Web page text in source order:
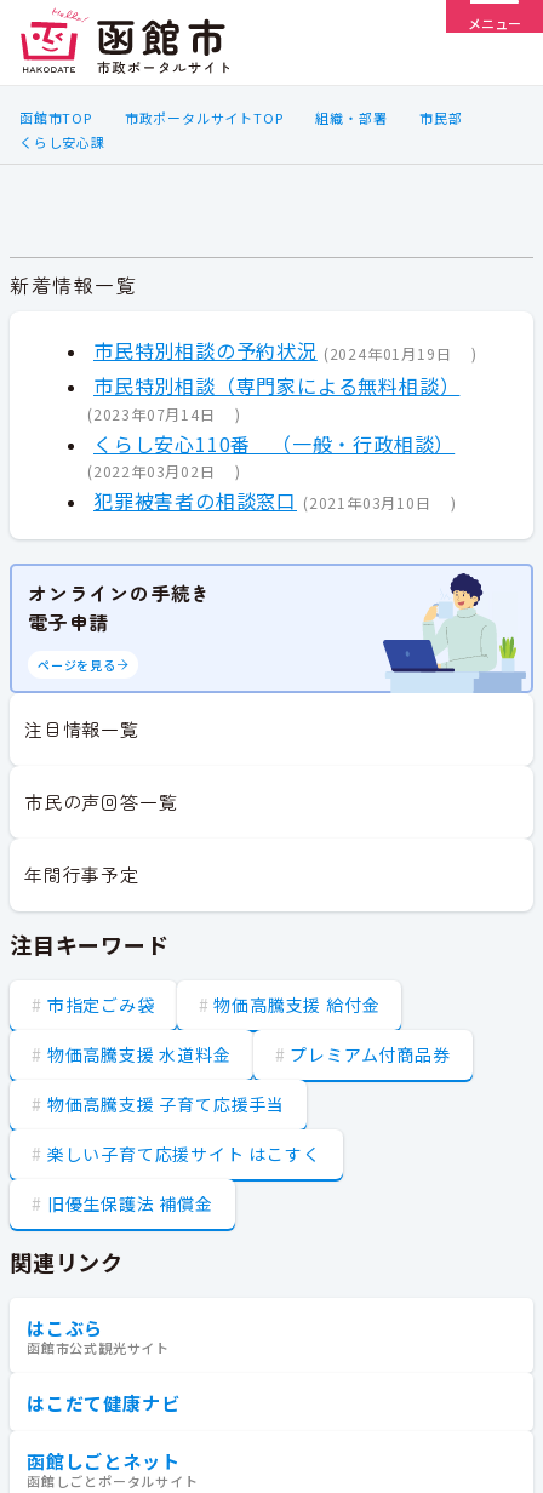
メニュー
函館市TOP 市政ポータルサイトTOP 組織・部署
市民部
くらし安心課
新着情報一覧
市民特別相談の予約状況 (2024年01月19日 )
市民特別相談（専門家による無料相談）
(2023年07月14日 )
くらし安心110番 （一般・行政相談）
(2022年03月02日 )
犯罪被害者の相談窓口 (2021年03月10日 )
オンラインの手続き
電子申請
ページを見る
注目情報一覧
市民の声回答一覧
年間行事予定
注目キーワード
市指定ごみ袋 物価高騰支援 給付金
物価高騰支援 水道料金 プレミアム付商品券
物価高騰支援 子育て応援手当
楽しい子育て応援サイト はこすく
旧優生保護法 補償金
関連リンク
はこぶら
函館市公式観光サイト
はこだて健康ナビ
函館しごとネット
函館しごとポータルサイト